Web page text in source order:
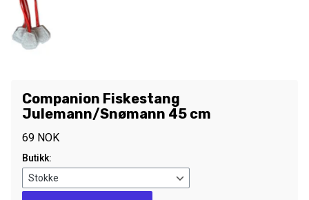
Companion Fiskestang
Julemann/Snømann 45 cm
69 NOK
Butikk: